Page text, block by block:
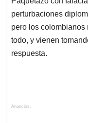
perturbaciones
pero los colombianos
todo, y vienen
respuesta.
Anuncios.